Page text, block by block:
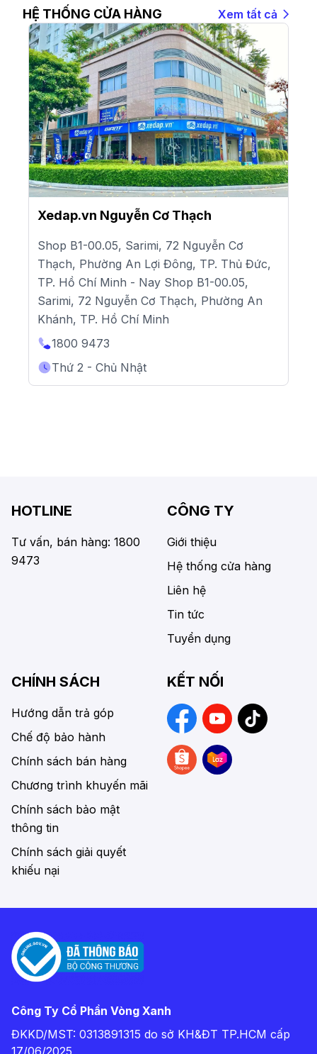
HỆ THỐNG CỬA HÀNG Xem tất cả
Xedap.vn Nguyễn Cơ Thạch
Shop B1-00.05, Sarimi, 72 Nguyễn Cơ
Thạch, Phường An Lợi Đông, TP. Thủ Đức,
TP. Hồ Chí Minh - Nay Shop B1-00.05,
Sarimi, 72 Nguyễn Cơ Thạch, Phường An
Khánh, TP. Hồ Chí Minh
1800 9473
Thứ 2 - Chủ Nhật
HOTLINE
Tư vấn, bán hàng: 1800
9473
CÔNG TY
Giới thiệu
Hệ thống cửa hàng
Liên hệ
Tin tức
Tuyển dụng
CHÍNH SÁCH
Hướng dẫn trả góp
Chế độ bảo hành
Chính sách bán hàng
Chương trình khuyến mãi
Chính sách bảo mật
thông tin
Chính sách giải quyết
khiếu nại
KẾT NỐI
Công Ty Cổ Phần Vòng Xanh
ĐKKD/MST: 0313891315 do sở KH&ĐT TP.HCM cấp